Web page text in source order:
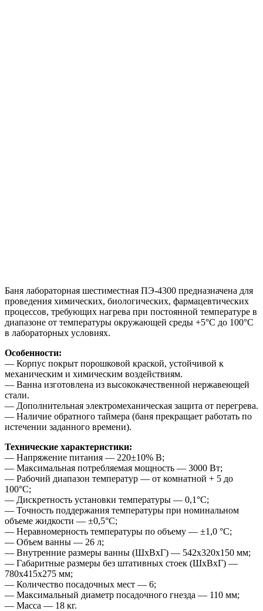
Баня лабораторная шестиместная ПЭ-4300 предназначена для
проведения химических, биологических, фармацевтических
процессов, требующих нагрева при постоянной температуре в
диапазоне от температуры окружающей среды +5°С до 100°С
в лабораторных условиях.
Особенности:
— Корпус покрыт порошковой краской, устойчивой к
механическим и химическим воздействиям.
— Ванна изготовлена из высококачественной нержавеющей
стали.
— Дополнительная электромеханическая защита от перегрева.
— Наличие обратного таймера (баня прекращает работать по
истечении заданного времени).
Технические характеристики:
— Напряжение питания — 220±10% В;
— Максимальная потребляемая мощность — 3000 Вт;
— Рабочий диапазон температур — от комнатной + 5 до
100°С;
— Дискретность установки температуры — 0,1°С;
— Точность поддержания температуры при номинальном
объеме жидкости — ±0,5°С;
— Неравномерность температуры по объему — ±1,0 °С;
— Объем ванны — 26 л;
— Внутренние размеры ванны (ШхВхГ) — 542х320х150 мм;
— Габаритные размеры без штативных стоек (ШхВхГ) —
780х415х275 мм;
— Количество посадочных мест — 6;
— Максимальный диаметр посадочного гнезда — 110 мм;
— Масса — 18 кг.